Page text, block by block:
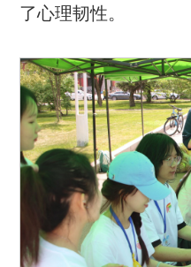
了心理韧性。